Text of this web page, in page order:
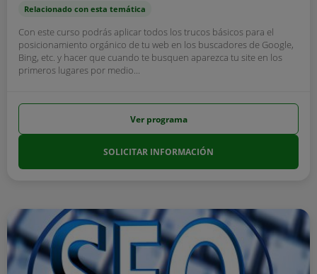
Relacionado con esta temática
Con este curso podrás aplicar todos los trucos básicos para el
posicionamiento orgánico de tu web en los buscadores de Google,
Bing, etc. y hacer que cuando te busquen aparezca tu site en los
primeros lugares por medio...
Ver programa
SOLICITAR INFORMACIÓN